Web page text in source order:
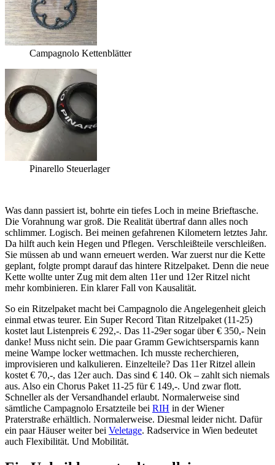
Campagnolo Kettenblätter
Pinarello Steuerlager
Was dann passiert ist, bohrte ein tiefes Loch in meine Brieftasche.
Die Vorahnung war groß. Die Realität übertraf dann alles noch
schlimmer. Logisch. Bei meinen gefahrenen Kilometern letztes Jahr.
Da hilft auch kein Hegen und Pflegen. Verschleißteile verschleißen.
Sie müssen ab und wann erneuert werden. War zuerst nur die Kette
geplant, folgte prompt darauf das hintere Ritzelpaket. Denn die neue
Kette wollte unter Zug mit dem alten 11er und 12er Ritzel nicht
mehr kombinieren. Ein klarer Fall von Kausalität.
So ein Ritzelpaket macht bei Campagnolo die Angelegenheit gleich
einmal etwas teurer. Ein Super Record Titan Ritzelpaket (11-25)
kostet laut Listenpreis € 292,-. Das 11-29er sogar über € 350,- Nein
danke! Muss nicht sein. Die paar Gramm Gewichtsersparnis kann
meine Wampe locker wettmachen. Ich musste recherchieren,
improvisieren und kalkulieren. Einzelteile? Das 11er Ritzel allein
kostet € 70,-, das 12er auch. Das sind € 140. Ok – zahlt sich niemals
aus. Also ein Chorus Paket 11-25 für € 149,-. Und zwar flott.
Schneller als der Versandhandel erlaubt. Normalerweise sind
sämtliche Campagnolo Ersatzteile bei RIH in der Wiener
Praterstraße erhältlich. Normalerweise. Diesmal leider nicht. Dafür
ein paar Häuser weiter bei Veletage. Radservice in Wien bedeutet
auch Flexibilität. Und Mobilität.